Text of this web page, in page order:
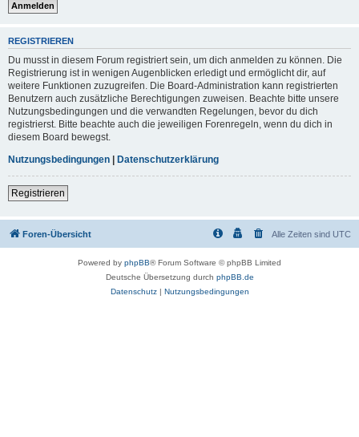
REGISTRIEREN
Du musst in diesem Forum registriert sein, um dich anmelden zu können. Die
Registrierung ist in wenigen Augenblicken erledigt und ermöglicht dir, auf
weitere Funktionen zuzugreifen. Die Board-Administration kann registrierten
Benutzern auch zusätzliche Berechtigungen zuweisen. Beachte bitte unsere
Nutzungsbedingungen und die verwandten Regelungen, bevor du dich
registrierst. Bitte beachte auch die jeweiligen Forenregeln, wenn du dich in
diesem Board bewegst.
Nutzungsbedingungen | Datenschutzerklärung
Registrieren
Foren-Übersicht Alle Zeiten sind UTC
Powered by phpBB® Forum Software © phpBB Limited
Deutsche Übersetzung durch phpBB.de
Datenschutz| Nutzungsbedingungen